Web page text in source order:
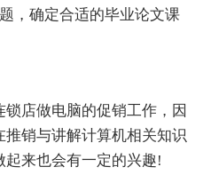
确定合适的毕业论文课
店做电脑的促销工作，因
销与讲解计算机相关知识
来也会有一定的兴趣!